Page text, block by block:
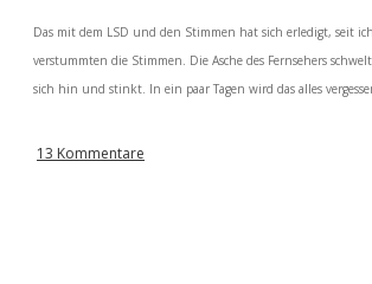
Das mit dem LSD und den Stimmen hat sich erledigt, seit
verstummten die Stimmen. Die Asche des Fernsehers
sich hin und stinkt. In ein paar Tagen wird das alles
13 Kommentare